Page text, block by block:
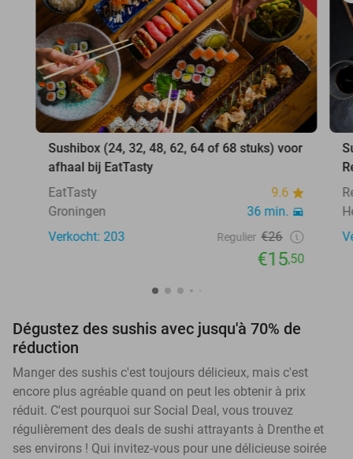
Sushibox (24, 32, 48, 62, 64 of 68 stuks) voor
afhaal bij EatTasty
EatTasty
9.6
Groningen
36 min.
Verkocht: 203
Regulier €26
€15,50
Dégustez des sushis avec jusqu'à 70% de
réduction
Manger des sushis c'est toujours délicieux, mais c'est
encore plus agréable quand on peut les obtenir à prix
réduit. C'est pourquoi sur Social Deal, vous trouvez
régulièrement des deals de sushi attrayants à Drenthe et
ses environs ! Qui invitez-vous pour une délicieuse soirée